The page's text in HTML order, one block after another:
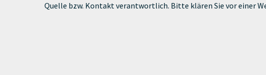
Quelle bzw. Kontakt verantwortlich. Bitte klären Sie vor einer